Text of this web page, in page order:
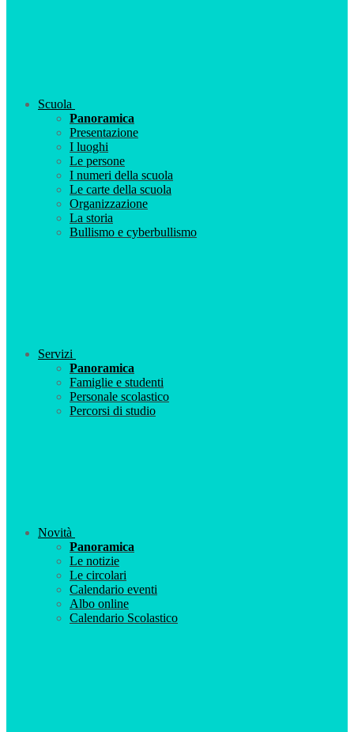
Scuola
Panoramica
Presentazione
I luoghi
Le persone
I numeri della scuola
Le carte della scuola
Organizzazione
La storia
Bullismo e cyberbullismo
Servizi
Panoramica
Famiglie e studenti
Personale scolastico
Percorsi di studio
Novità
Panoramica
Le notizie
Le circolari
Calendario eventi
Albo online
Calendario Scolastico